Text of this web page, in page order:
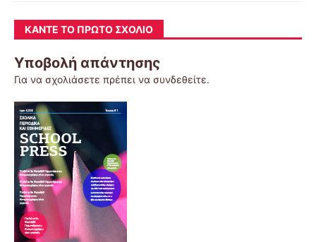
ΚΆΝΤΕ ΤΟ ΠΡΏΤΟ ΣΧΌΛΙΟ
Υποβολή απάντησης
Για να σχολιάσετε πρέπει να συνδεθείτε.